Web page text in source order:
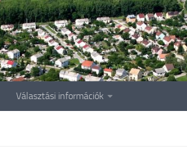
Választási információk